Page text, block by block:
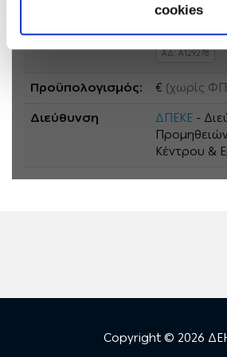
cookies
ΑΔ: A129278
Προϋπολογισμός: € (χωρίς
Διεύθυνση ΔΠΕΚΕ -
Κέντρου &
Copyright © 2026